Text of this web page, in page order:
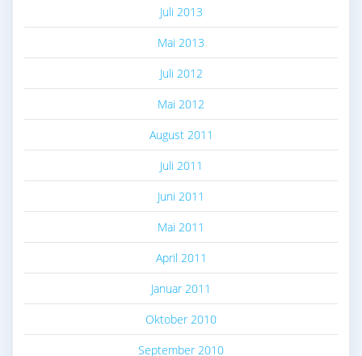
Juli 2013
Mai 2013
Juli 2012
Mai 2012
August 2011
Juli 2011
Juni 2011
Mai 2011
April 2011
Januar 2011
Oktober 2010
September 2010